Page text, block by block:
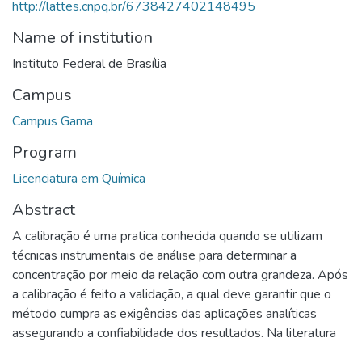
http://lattes.cnpq.br/6738427402148495
Name of institution
Instituto Federal de Brasília
Campus
Campus Gama
Program
Licenciatura em Química
Abstract
A calibração é uma pratica conhecida quando se utilizam
técnicas instrumentais de análise para determinar a
concentração por meio da relação com outra grandeza. Após
a calibração é feito a validação, a qual deve garantir que o
método cumpra as exigências das aplicações analíticas
assegurando a confiabilidade dos resultados. Na literatura